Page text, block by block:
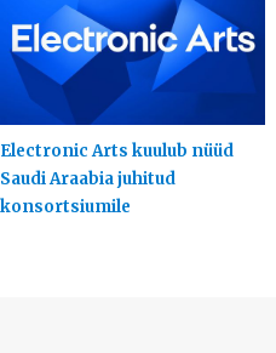
Electronic Arts kuulub nüüd
Saudi Araabia juhitud
konsortsiumile